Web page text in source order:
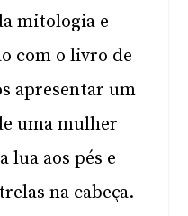
mitologia e
com o livro de
apresentar um
uma mulher
lua aos pés e
na cabeça.